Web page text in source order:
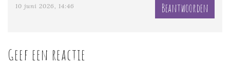
10 juni 2026, 14:46 Beantwoorden
Geef een reactie